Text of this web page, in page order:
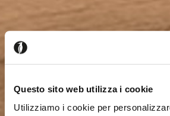
Questo sito web utilizza i cookie
Utilizziamo i cookie per